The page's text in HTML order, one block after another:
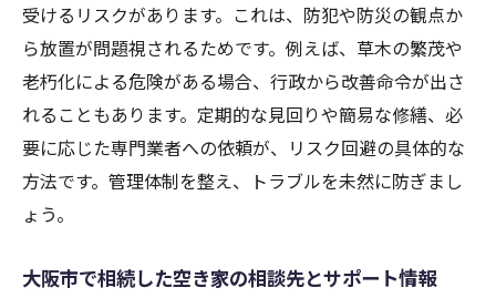
大阪市で必要な相続空き家の行政手続き
被相続人居住用家屋等確認書の重要性を知
る
行政手続きでよくあるトラブルと対応方法
相続後の空き家管理で役立つ相談窓口一覧
大阪市で空き家補助金制度を利用するコツ
受けるリスクがあります。これは、防犯や防災の観点か
ら放置が問題視されるためです。例えば、草木の繁茂や
老朽化による危険がある場合、行政から改善命令が出さ
れることもあります。定期的な見回りや簡易な修繕、必
要に応じた専門業者への依頼が、リスク回避の具体的な
方法です。管理体制を整え、トラブルを未然に防ぎまし
ょう。
大阪市で相続した空き家の相談先とサポート情報